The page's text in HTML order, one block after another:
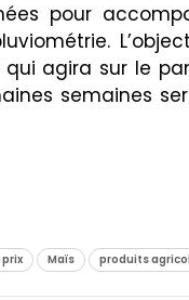
pour
agira sur le
semaines
Maïs produits